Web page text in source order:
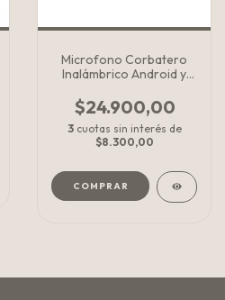
Microfono Corbatero
Inalámbrico Android y
$24.900,00
3 cuotas sin interés de
$8.300,00